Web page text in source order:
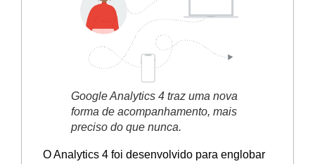
Google Analytics 4 traz uma nova
forma de acompanhamento, mais
preciso do que nunca.
O Analytics 4 foi desenvolvido para englobar